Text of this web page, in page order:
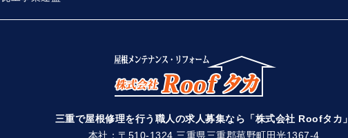
三重で屋根修理を行う職人の求人募集なら「株式会社 Roofタカ」
本社：〒510-1324 三重県三重郡菰野町田光1367-4